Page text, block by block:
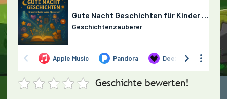
Geschichte bewerten!